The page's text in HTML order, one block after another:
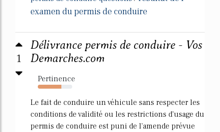
examen du permis de conduire
1
Délivrance permis de conduire - Vos
Demarches.com
Pertinence
69%
Le fait de conduire un véhicule sans respecter les
conditions de validité ou les restrictions d'usage du
permis de conduire est puni de l'amende prévue